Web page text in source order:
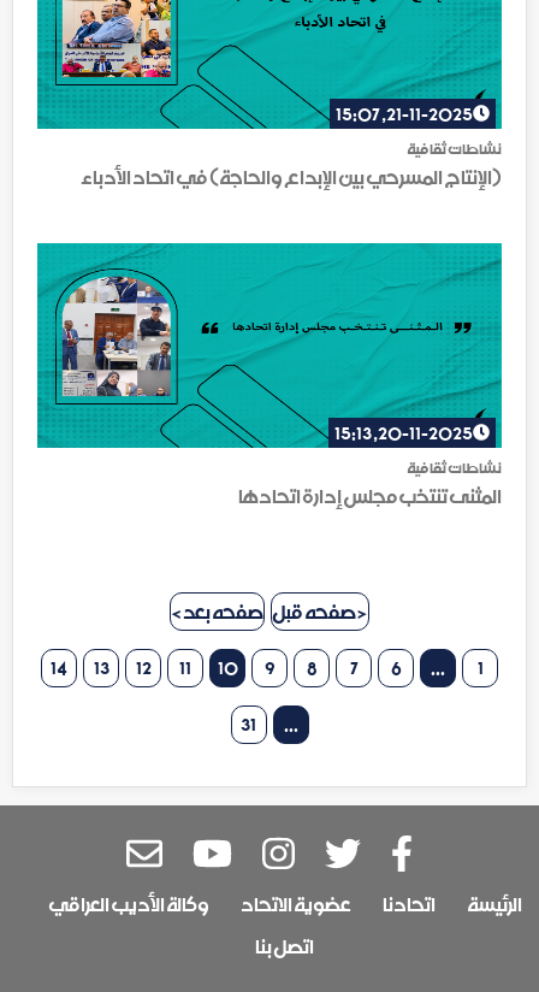
نشاطات ثقافية
21-11-2025, 15:07
(الإنتاج المسرحي بين الإبداع والحاجة) في اتحاد الأدباء
نشاطات ثقافية
20-11-2025, 15:13
المثنى تنتخب مجلس إدارة اتحادها
< صفحه قبل صفحه بعد >
1
...
6
7
8
9
10
11
12
13
14
...
31
الرئيسة اتحادنا عضوية الاتحاد
وكالة الأديب العراقي
اتصل بنا